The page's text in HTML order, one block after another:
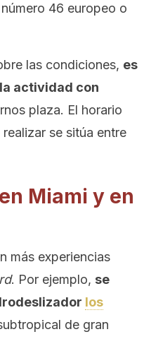
46 europeo o
las condiciones, es
actividad con
plaza. El horario
se sitúa entre
Miami y en
más experiencias
. Por ejemplo, se
los
de gran